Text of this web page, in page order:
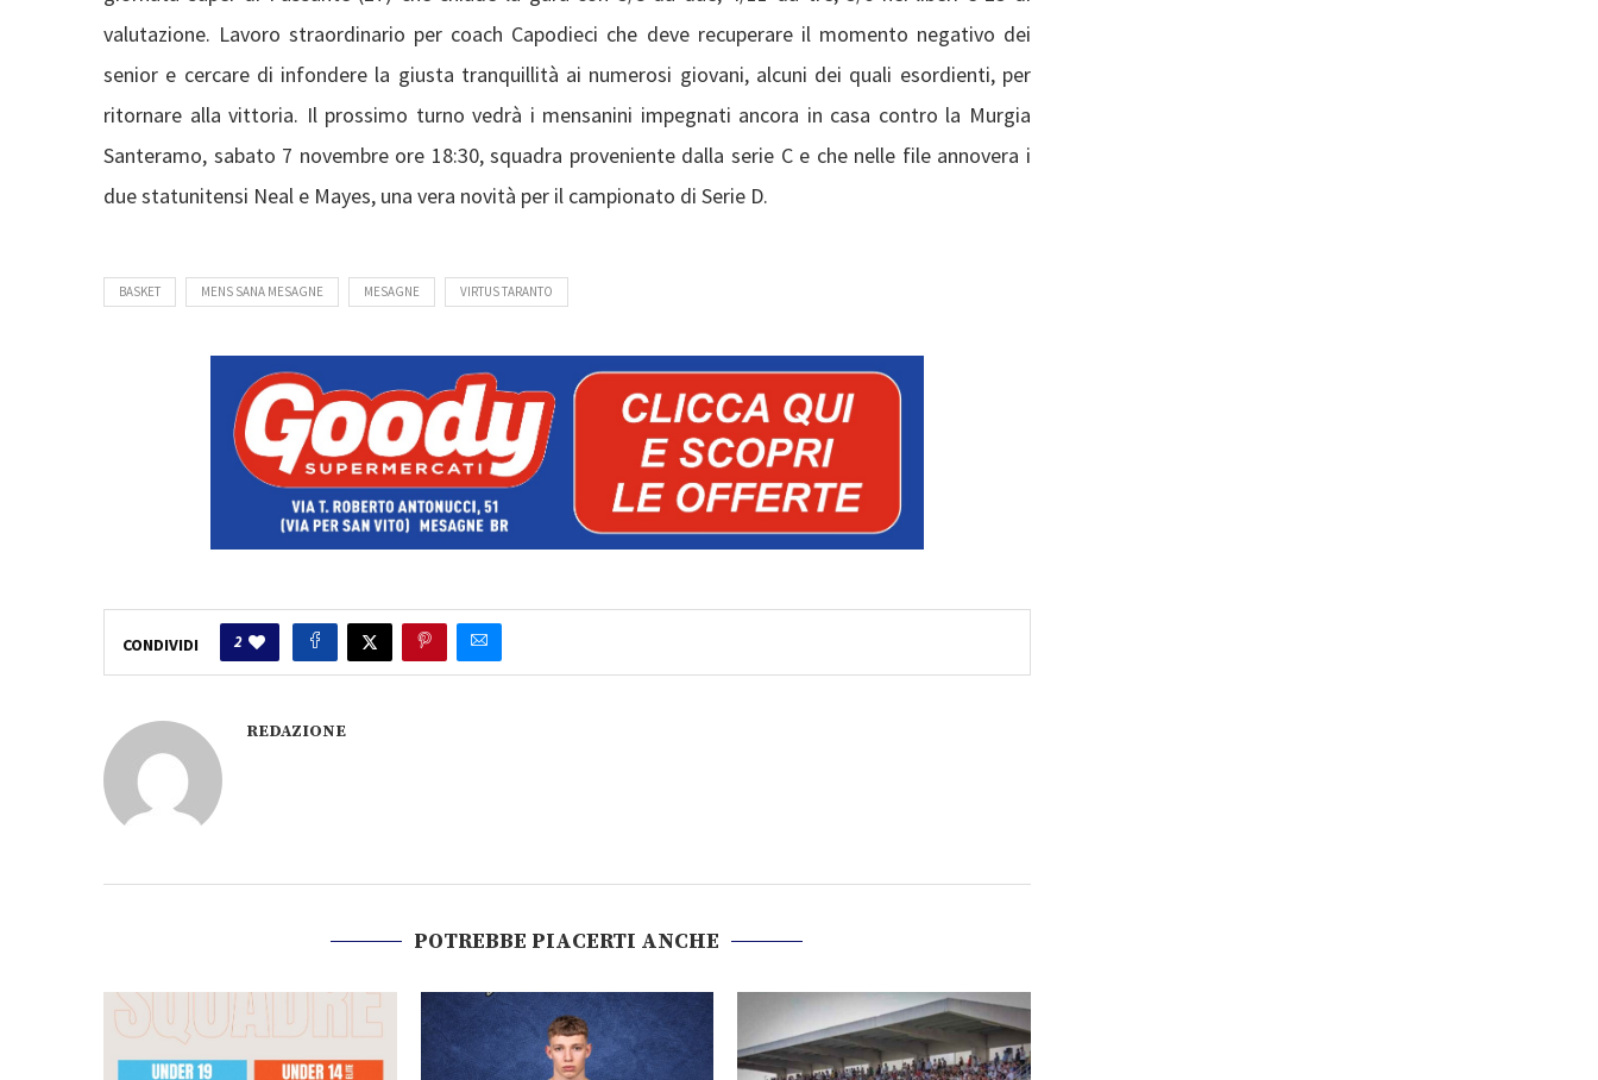
valutazione. Lavoro straordinario per coach Capodieci che deve recuperare il momento negativo dei
senior e cercare di infondere la giusta tranquillità ai numerosi giovani, alcuni dei quali esordienti, per
ritornare alla vittoria. Il prossimo turno vedrà i mensanini impegnati ancora in casa contro la Murgia
Santeramo, sabato 7 novembre ore 18:30, squadra proveniente dalla serie C e che nelle file annovera i
due statunitensi Neal e Mayes, una vera novità per il campionato di Serie D.
BASKET MENS SANA MESAGNE MESAGNE VIRTUS TARANTO
CONDIVIDI 2
REDAZIONE
POTREBBE PIACERTI ANCHE